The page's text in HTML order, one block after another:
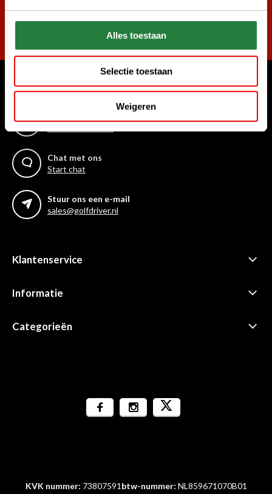
Alles toestaan
Selectie toestaan
Weigeren
Waar kunnen we u mee helpen?
Chat met ons
Start chat
Stuur ons een e-mail
sales@golfdriver.nl
Klantenservice
Informatie
Categorieën
KVK nummer: 73807591 btw-nummer: NL859671070B01